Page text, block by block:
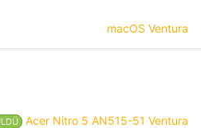
macOS Ventura
Acer Nitro 5 AN515-51 Ventura